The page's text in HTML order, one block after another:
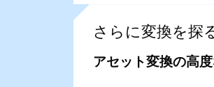
さらに変換を探
アセット変換の高